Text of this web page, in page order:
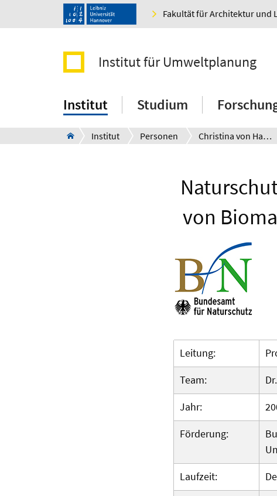
Fakultät für Architektur und
Institut für Umweltplanung
Institut Studium
Institut Personen Christina von Haaren
von
Leitung:
Team:
Jahr:
Förderung:
Laufzeit: